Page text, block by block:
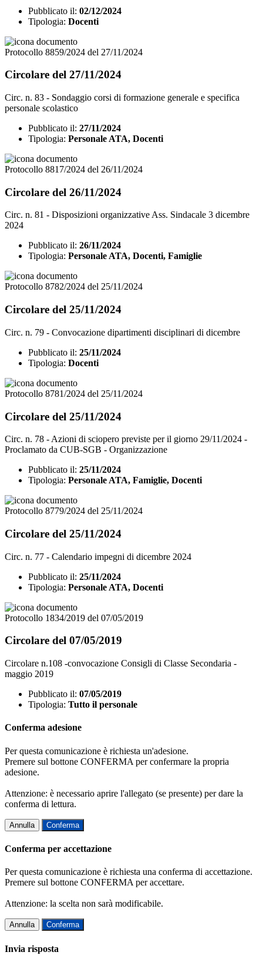
Pubblicato il: 02/12/2024
Tipologia: Docenti
Protocollo 8859/2024 del 27/11/2024
Circolare del 27/11/2024
Circ. n. 83 - Sondaggio corsi di formazione generale e specifica
personale scolastico
Pubblicato il: 27/11/2024
Tipologia: Personale ATA, Docenti
Protocollo 8817/2024 del 26/11/2024
Circolare del 26/11/2024
Circ. n. 81 - Disposizioni organizzative Ass. Sindacale 3 dicembre
2024
Pubblicato il: 26/11/2024
Tipologia: Personale ATA, Docenti, Famiglie
Protocollo 8782/2024 del 25/11/2024
Circolare del 25/11/2024
Circ. n. 79 - Convocazione dipartimenti disciplinari di dicembre
Pubblicato il: 25/11/2024
Tipologia: Docenti
Protocollo 8781/2024 del 25/11/2024
Circolare del 25/11/2024
Circ. n. 78 - Azioni di sciopero previste per il giorno 29/11/2024 -
Proclamato da CUB-SGB - Organizzazione
Pubblicato il: 25/11/2024
Tipologia: Personale ATA, Famiglie, Docenti
Protocollo 8779/2024 del 25/11/2024
Circolare del 25/11/2024
Circ. n. 77 - Calendario impegni di dicembre 2024
Pubblicato il: 25/11/2024
Tipologia: Personale ATA, Docenti
Protocollo 1834/2019 del 07/05/2019
Circolare del 07/05/2019
Circolare n.108 -convocazione Consigli di Classe Secondaria -
maggio 2019
Pubblicato il: 07/05/2019
Tipologia: Tutto il personale
Conferma adesione
Per questa comunicazione è richiesta un'adesione.
Premere sul bottone CONFERMA per confermare la propria
adesione.
Attenzione: è necessario aprire l'allegato (se presente) per dare la
conferma di lettura.
Annulla Conferma
Conferma per accettazione
Per questa comunicazione è richiesta una conferma di accettazione.
Premere sul bottone CONFERMA per accettare.
Attenzione: la scelta non sarà modificabile.
Annulla Conferma
Invia risposta